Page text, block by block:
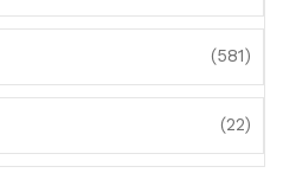
(581)
(22)